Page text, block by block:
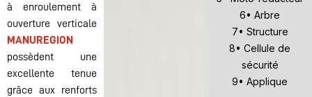
6• Arbre
7• Structure
8• Cellule de
sécurité
9• Applique
à enroulement à
ouverture verticale
MANUREGION
possèdent une
excellente tenue
grâce aux renforts